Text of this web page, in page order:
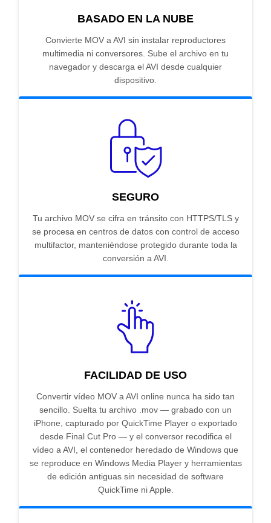
BASADO EN LA NUBE
Convierte MOV a AVI sin instalar reproductores
multimedia ni conversores. Sube el archivo en tu
navegador y descarga el AVI desde cualquier
dispositivo.
SEGURO
Tu archivo MOV se cifra en tránsito con HTTPS/TLS y
se procesa en centros de datos con control de acceso
multifactor, manteniéndose protegido durante toda la
conversión a AVI.
FACILIDAD DE USO
Convertir vídeo MOV a AVI online nunca ha sido tan
sencillo. Suelta tu archivo .mov — grabado con un
iPhone, capturado por QuickTime Player o exportado
desde Final Cut Pro — y el conversor recodifica el
vídeo a AVI, el contenedor heredado de Windows que
se reproduce en Windows Media Player y herramientas
de edición antiguas sin necesidad de software
QuickTime ni Apple.